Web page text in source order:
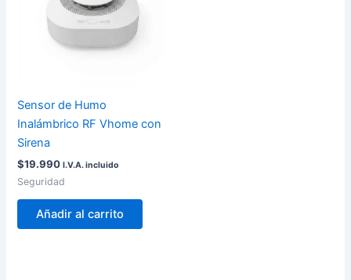
Sensor de Humo
Inalámbrico RF Vhome con
Sirena
$19.990 I.V.A. incluido
Seguridad
Añadir al carrito